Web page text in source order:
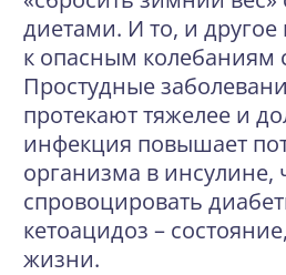
диетами. И то, и
к опасным колебаниям
Простудные
протекают тяжелее и
инфекция повышает
организма в инсулине,
спровоцировать
кетоацидоз –
жизни.